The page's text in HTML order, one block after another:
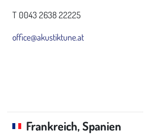
T 0043 2638 22225
office@akustiktune.at
Frankreich, Spanien